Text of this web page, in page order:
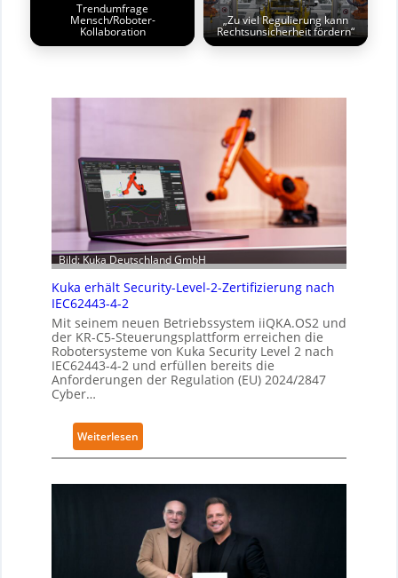
Trendumfrage
Mensch/Roboter-
Kollaboration
„Zu viel Regulierung kann
Rechtsunsicherheit fördern“
Bild: Kuka Deutschland GmbH
Kuka erhält Security-Level-2-Zertifizierung nach
IEC62443-4-2
Mit seinem neuen Betriebssystem iiQKA.OS2 und
der KR-C5-Steuerungsplattform erreichen die
Robotersysteme von Kuka Security Level 2 nach
IEC62443-4-2 und erfüllen bereits die
Anforderungen der Regulation (EU) 2024/2847
Cyber…
Weiterlesen
K
r
h